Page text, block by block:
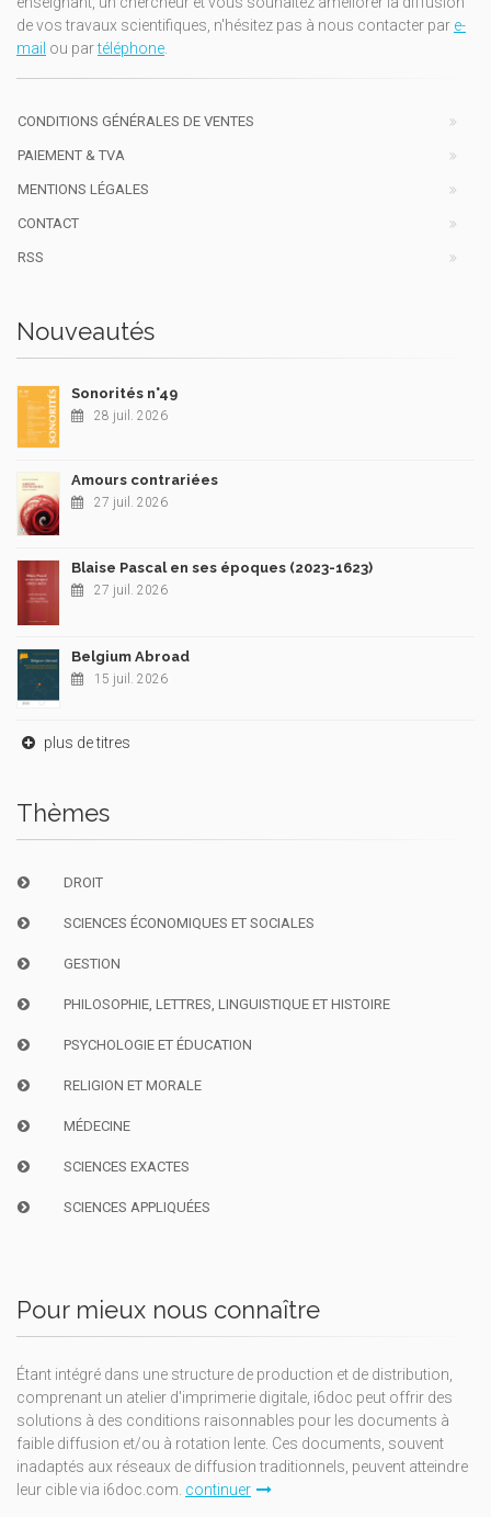
de vos travaux scientifiques, n'hésitez pas à nous contacter par e-
mail ou partéléphone.
CONDITIONS GÉNÉRALES DE VENTES
PAIEMENT & TVA
MENTIONS LÉGALES
CONTACT
RSS
Nouveautés
Sonorités n°49
28 juil. 2026
Amours contrariées
27 juil. 2026
Blaise Pascal en ses époques (2023-1623)
27 juil. 2026
Belgium Abroad
15 juil. 2026
plus de titres
Thèmes
DROIT
SCIENCES ÉCONOMIQUES ET SOCIALES
GESTION
PHILOSOPHIE, LETTRES, LINGUISTIQUE ET HISTOIRE
PSYCHOLOGIE ET ÉDUCATION
RELIGION ET MORALE
MÉDECINE
SCIENCES EXACTES
SCIENCES APPLIQUÉES
Pour mieux nous connaître
Étant intégré dans une structure de production et de distribution,
comprenant un atelier d'imprimerie digitale, i6doc peut offrir des
solutions à des conditions raisonnables pour les documents à
faible diffusion et/ou à rotation lente. Ces documents, souvent
inadaptés aux réseaux de diffusion traditionnels, peuvent atteindre
leur cible via i6doc.com. continuer